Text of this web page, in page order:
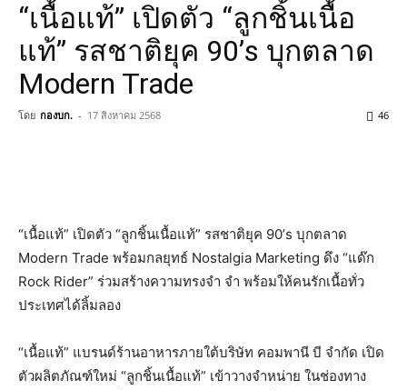
“เนื้อแท้” เปิดตัว “ลูกชิ้นเนื้อ
แท้” รสชาติยุค 90’s บุกตลาด
Modern Trade
โดย กองบก. - 17 สิงหาคม 2568 46
“เนื้อแท้” เปิดตัว “ลูกชิ้นเนื้อแท้” รสชาติยุค 90’s บุกตลาด
Modern Trade พร้อมกลยุทธ์ Nostalgia Marketing ดึง “แด๊ก
Rock Rider” ร่วมสร้างความทรงจำ จำ พร้อมให้คนรักเนื้อทั่ว
ประเทศได้ลิ้มลอง
“เนื้อแท้” แบรนด์ร้านอาหารภายใต้บริษัท คอมพานี บี จำกัด เปิด
ตัวผลิตภัณฑ์ใหม่ “ลูกชิ้นเนื้อแท้” เข้าวางจำหน่าย ในช่องทาง